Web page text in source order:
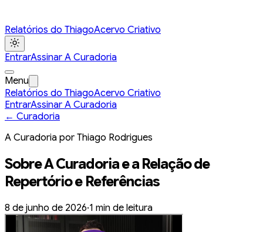
Relatórios do ThiagoAcervo Criativo
EntrarAssinar A Curadoria
Menu
Relatórios do ThiagoAcervo Criativo
EntrarAssinar A Curadoria
← Curadoria
A Curadoria por Thiago Rodrigues
Sobre A Curadoria e a Relação de
Repertório e Referências
8 de junho de 2026·1 min de leitura